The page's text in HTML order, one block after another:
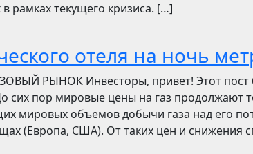
рамках текущего кризиса. […]
отеля на ночь
РЫНОК Инвесторы, привет! Этот пост
сих пор мировые цены на газ продолжают
мировых объемов добычи газа над его
(Европа, США). От таких цен и снижения